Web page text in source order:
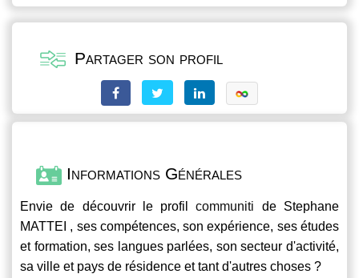
Partager son profil
Informations Générales
Envie de découvrir le profilcommuniti de Stephane
MATTEI , ses compétences, son expérience, ses études
et formation, ses langues parlées, son secteur d'activité,
sa ville et pays de résidence et tant d'autres choses ?